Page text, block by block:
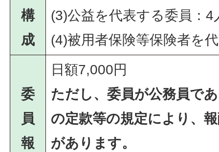
構
成
(3)公益を代表する委員：4
(4)被用者保険等保険者を
委
員
報
日額7,000円
ただし、委員が公務員で
の定款等の規定により、
があります。